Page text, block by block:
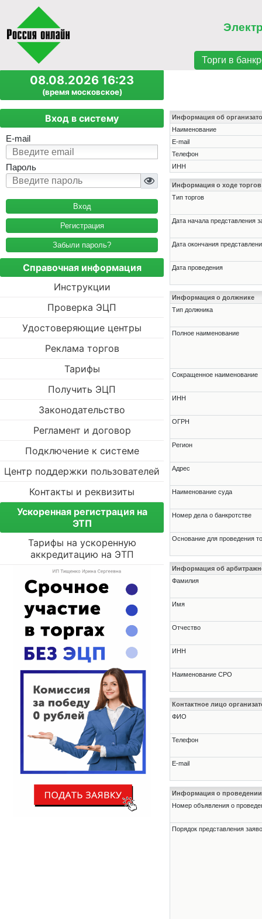
Торги в
08.08.2026 16:23
(время московское)
Вход в систему
E-mail
Пароль
Регистрация
Забыли пароль?
Справочная информация
Инструкции
Проверка ЭЦП
Удостоверяющие центры
Реклама торгов
Тарифы
Получить ЭЦП
Законодательство
Регламент и договор
Подключение к системе
Центр поддержки пользователей
Контакты и реквизиты
Ускоренная регистрация на
ЭТП
Тарифы на ускоренную
аккредитацию на ЭТП
Информация об
Наименование
E-mail
Телефон
ИНН
Информация о ходе торгов
Тип торгов
Дата начала представления
Дата окончания
Дата проведения
Информация о должнике
Тип должника
Полное наименование
Сокращенное наименование
ИНН
ОГРН
Регион
Адрес
Наименование суда
Номер дела о банкротстве
Основание для проведения
Информация об
Фамилия
Имя
Отчество
ИНН
Наименование СРО
Контактное лицо
ФИО
Телефон
E-mail
Информация о проведении
Номер объявления о
Порядок представления